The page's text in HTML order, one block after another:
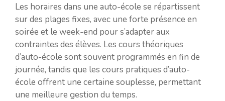
Les horaires dans une auto-école se répartissent
sur des plages fixes, avec une forte présence en
soirée et le week-end pour s’adapter aux
contraintes des élèves. Les cours théoriques
d’auto-école sont souvent programmés en fin de
journée, tandis que les cours pratiques d’auto-
école offrent une certaine souplesse, permettant
une meilleure gestion du temps.